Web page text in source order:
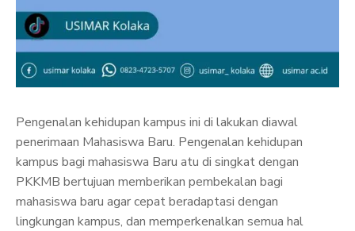
Pengenalan kehidupan kampus ini di lakukan diawal
penerimaan Mahasiswa Baru. Pengenalan kehidupan
kampus bagi mahasiswa Baru atu di singkat dengan
PKKMB bertujuan memberikan pembekalan bagi
mahasiswa baru agar cepat beradaptasi dengan
lingkungan kampus, dan memperkenalkan semua hal